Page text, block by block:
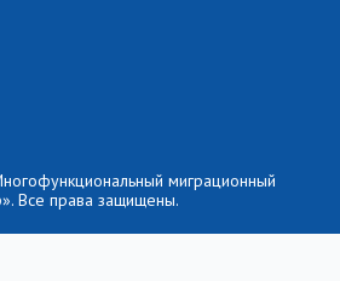
миграционный
Все права защищены.